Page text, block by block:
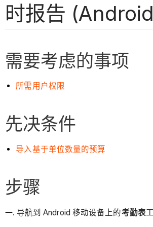
时报告
需要考虑的事项
所需用户权限
先决条件
导入基于单位数量的预算
步骤
导航到 Android 移动设备上的考勤表